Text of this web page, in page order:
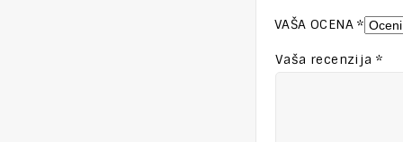
VAŠA OCENA*
Vaša recenzija*